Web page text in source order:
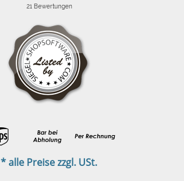
* alle Preise zzgl. USt.